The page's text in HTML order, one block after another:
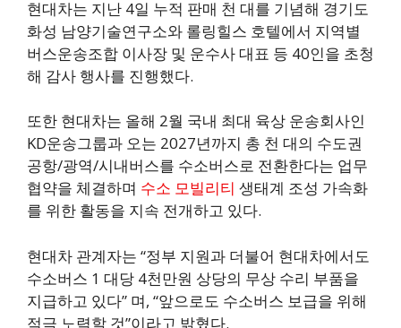
현대차는 지난 4일 누적 판매 천 대를 기념해 경기도
화성 남양기술연구소와 롤링힐스 호텔에서 지역별
버스운송조합 이사장 및 운수사 대표 등 40인을 초청
해 감사 행사를 진행했다.
또한 현대차는 올해 2월 국내 최대 육상 운송회사인
KD운송그룹과 오는 2027년까지 총 천 대의 수도권
공항/광역/시내버스를 수소버스로 전환한다는 업무
협약을 체결하며 수소 모빌리티 생태계 조성 가속화
를 위한 활동을 지속 전개하고 있다.
현대차 관계자는 “정부 지원과 더불어 현대차에서도
수소버스 1 대당 4천만원 상당의 무상 수리 부품을
지급하고 있다” 며, “앞으로도 수소버스 보급을 위해
적극 노력할 것”이라고 밝혔다.